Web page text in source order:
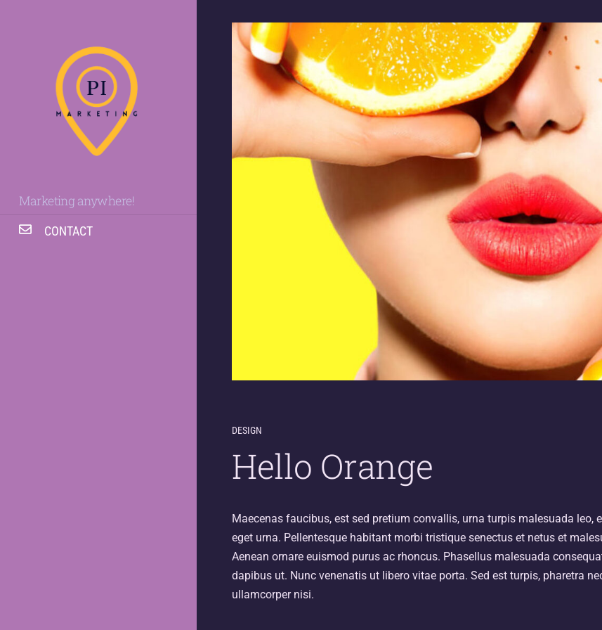
Marketing anywhere!
CONTACT
DESIGN
Hello Orange
Maecenas faucibus, est sed pretium convallis, urna turpis malesuada leo,
eget urna. Pellentesque habitant morbi tristique senectus et netus et
Aenean ornare euismod purus ac rhoncus. Phasellus malesuada
dapibus ut. Nunc venenatis ut libero vitae porta. Sed est turpis, pharetra
ullamcorper nisi.